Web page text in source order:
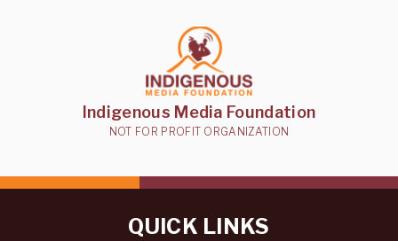
Indigenous Media Foundation
NOT FOR PROFIT ORGANIZATION
QUICK LINKS